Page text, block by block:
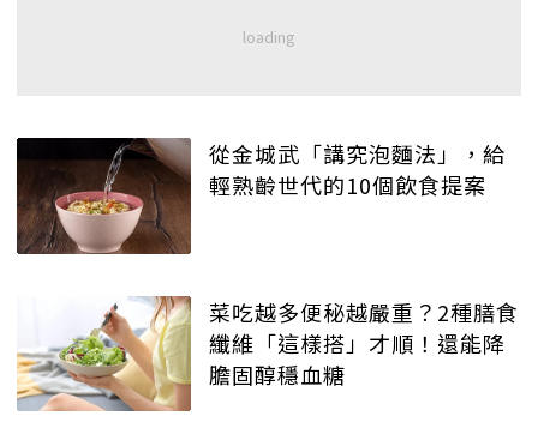
從金城武「講究泡麵法」，給
輕熟齡世代的10個飲食提案
菜吃越多便秘越嚴重？2種膳食
纖維「這樣搭」才順！還能降
膽固醇穩血糖